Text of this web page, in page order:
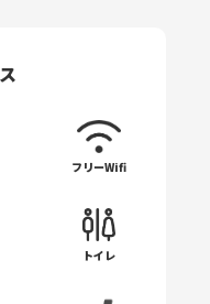
プーリー
グ
テンション
フリーWifi
トイレ